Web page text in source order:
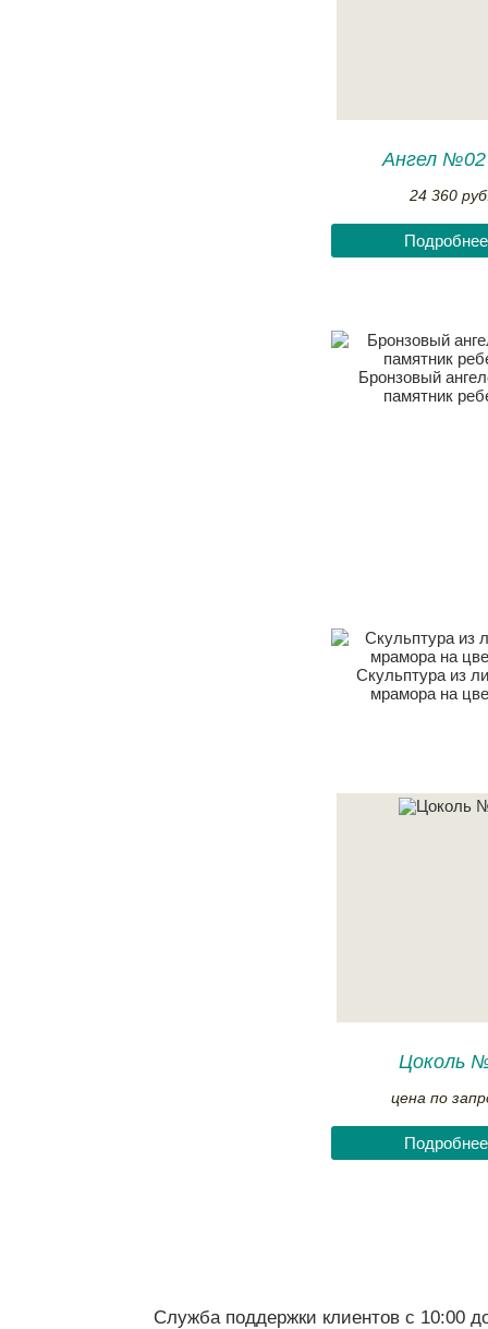
Ангел
24 360
Подробнее
Бронзовый
памятник
Скульптура из
мрамора на
Цоколь
цена по
Подробнее
Служба поддержки клиентов с 10:00